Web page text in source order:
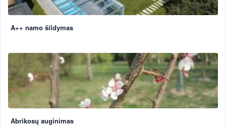
A++ namo šildymas
Abrikosų auginimas